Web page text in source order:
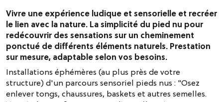
Vivre une expérience ludique et sensorielle et recréer
le lien avec la nature. La simplicité du pied nu pour
redécouvrir des sensations sur un cheminement
ponctué de différents éléments naturels. Prestation
sur mesure, adaptable selon vos besoins.
Installations éphémères (au plus près de votre
structure) d'un parcours sensoriel pieds nus : "Osez
enlever tongs, chaussures, baskets et autres semelles.